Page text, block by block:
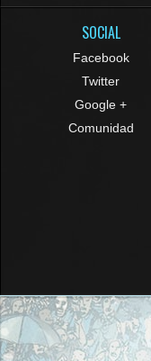
SOCIAL
Facebook
Twitter
Google +
Comunidad